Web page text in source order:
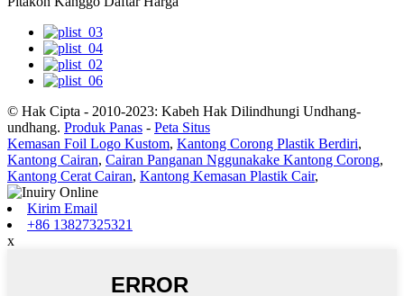
© Hak Cipta - 2010-2023: Kabeh Hak Dilindhungi Undhang-
undhang. Produk Panas - Peta Situs
Kemasan Foil Logo Kustom, Kantong Corong Plastik Berdiri,
Kantong Cairan, Cairan Panganan Nggunakake Kantong Corong,
Kantong Cerat Cairan, Kantong Kemasan Plastik Cair,
Kirim Email
+86 13827325321
x